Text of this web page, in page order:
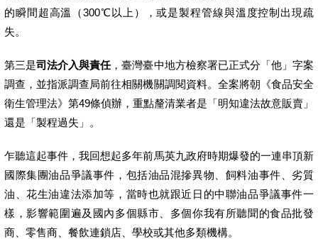
的瞬間超高溫（300℃以上），或是製程管線與溫度控制出現疏
失。
第三是司法介入與責任，臺灣臺中地方檢察署已正式分「他」字案
調查，並指派調查局前往相關機關調閱資料。全案將朝《食品安全
衛生管理法》第49條偵辦，重點釐清業者是「明知違法故意販賣」
還是「製程過失」。
乍聽這起事件，我回想起多年前馬英九政府時期爆發的一連串頂新
國際集團油品爭議事件，包括油品混摻異物、飼料油事件、劣質
油、花生油違法添加等，當時也就跟近日的中聯油品爭議事件一
樣，影響範圍遍及國內多個縣市、多個你我有所聽聞的食品批發
商、零售商、餐飲連鎖店、學校或其他多類機構。